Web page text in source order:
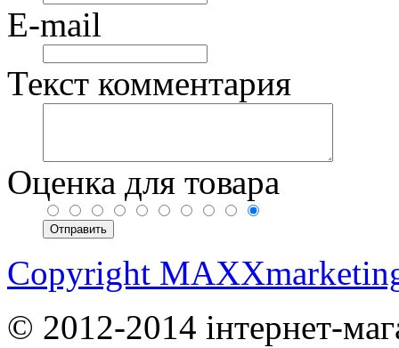
E-mail
Текст комментария
Оценка для товара
Copyright
© 2012-2014 інтернет-